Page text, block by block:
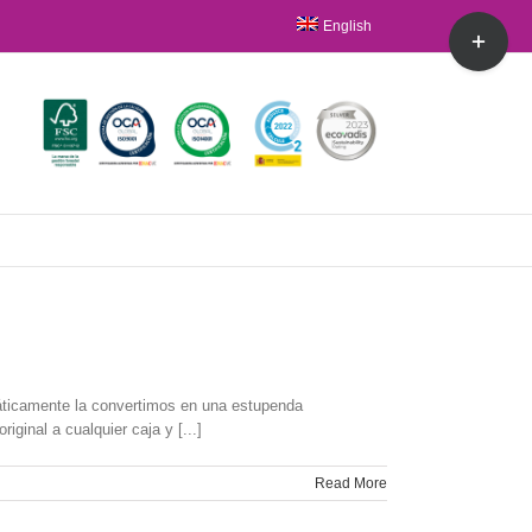
English
la convertimos en una estupenda
a cualquier caja y [...]
Read More
Toggle
Sliding
Bar